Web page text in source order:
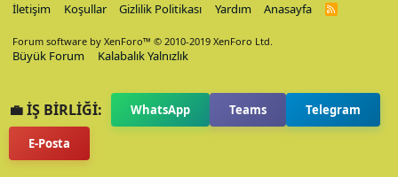
İletişim
Koşullar Gizlilik Politikası Yardım Anasayfa
R
Forum software by XenForo™ © 2010-2019 XenForo Ltd.
Büyük Forum Kalabalık Yalnızlık
💼 İŞ BİRLİĞİ: WhatsApp Teams Telegram
E-Posta